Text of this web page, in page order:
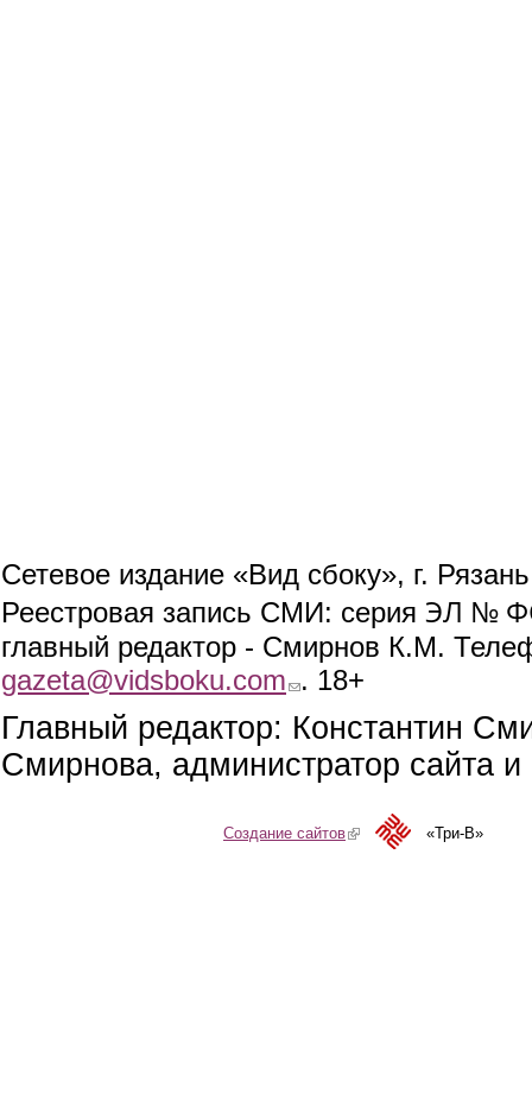
Сетевое издание «Вид сбоку», г.
Реестровая запись СМИ: серия ЭЛ №
главный редактор - Смирнов К.М.
gazeta@vidsboku.com (link sends e-mail)
. 18+
Главный редактор: Константин
Смирнова, администратор сайта
Создание сайтов(link is external)«Три-В»